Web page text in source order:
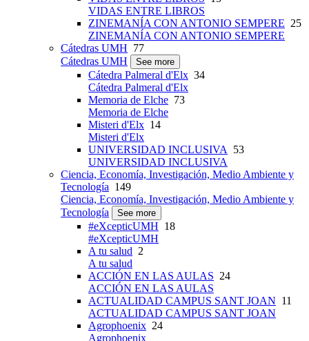
VIDAS ENTRE LIBROS
ZINEMANÍA CON ANTONIO SEMPERE 25
ZINEMANÍA CON ANTONIO SEMPERE
Cátedras UMH 77
Cátedras UMH
See more
Cátedra Palmeral d'Elx 34
Cátedra Palmeral d'Elx
Memoria de Elche 73
Memoria de Elche
Misteri d'Elx 14
Misteri d'Elx
UNIVERSIDAD INCLUSIVA
53
UNIVERSIDAD INCLUSIVA
Ciencia, Economía, Investigación, Medio Ambiente y
Tecnología 149
Ciencia, Economía, Investigación, Medio Ambiente y
Tecnología
See more
#eXcepticUMH 18
#eXcepticUMH
A tu salud 2
A tu salud
ACCIÓN EN LAS AULAS 24
ACCIÓN EN LAS AULAS
ACTUALIDAD CAMPUS SANT JOAN 11
ACTUALIDAD CAMPUS SANT JOAN
Agrophoenix 24
Agrophoenix